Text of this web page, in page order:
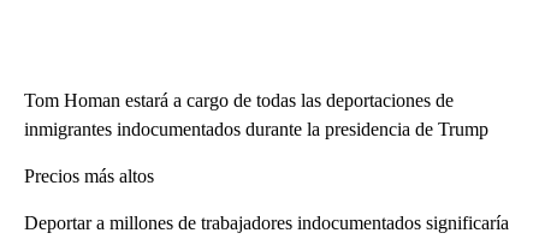
Tom Homan estará a cargo de todas las deportaciones de
inmigrantes indocumentados durante la presidencia de Trump
Precios más altos
Deportar a millones de trabajadores indocumentados significaría